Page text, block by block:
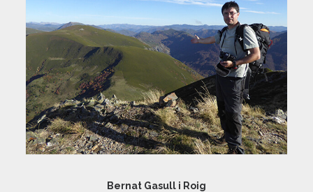
Bernat Gasull i Roig